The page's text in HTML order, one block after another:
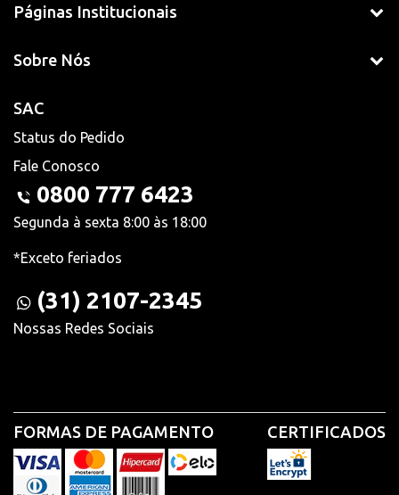
Páginas Institucionais
Sobre Nós
SAC
Status do Pedido
Fale Conosco
0800 777 6423
Segunda à sexta 8:00 às 18:00
*Exceto feriados
(31) 2107-2345
Nossas Redes Sociais
FORMAS DE PAGAMENTO CERTIFICADOS